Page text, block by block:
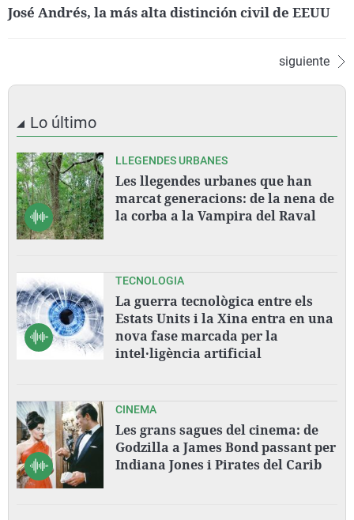
José Andrés, la más alta distinción civil de EEUU
siguiente
Lo último
LLEGENDES URBANES
Les llegendes urbanes que han
marcat generacions: de la nena de
la corba a la Vampira del Raval
TECNOLOGIA
La guerra tecnològica entre els
Estats Units i la Xina entra en una
nova fase marcada per la
intel·ligència artificial
CINEMA
Les grans sagues del cinema: de
Godzilla a James Bond passant per
Indiana Jones i Pirates del Carib